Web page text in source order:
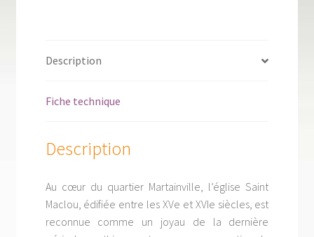
Normandie
Description
Fiche technique
Description
Au cœur du quartier Martainville, l’église Saint
Maclou, édifiée entre les XVe et XVIe siècles, est
reconnue comme un joyau de la dernière